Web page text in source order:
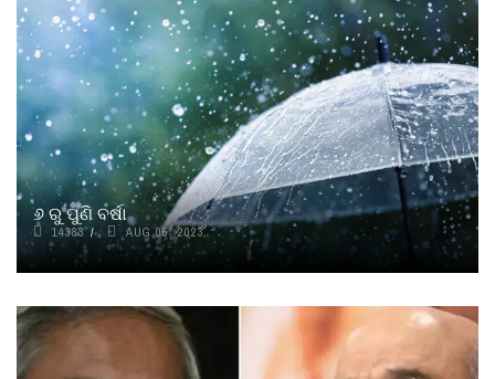
୬ ରୁ ପୁଣି ବର୍ଷା
14383 AUG 05, 2023